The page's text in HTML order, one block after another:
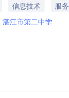
信息技术
服务
湛江市第二中学